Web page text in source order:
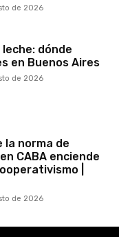
de 2026
dónde
en Buenos Aires
de 2026
la norma de
CABA enciende
|
de 2026